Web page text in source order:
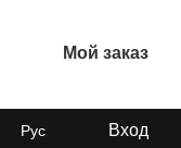
Мой заказ
Рус Вход